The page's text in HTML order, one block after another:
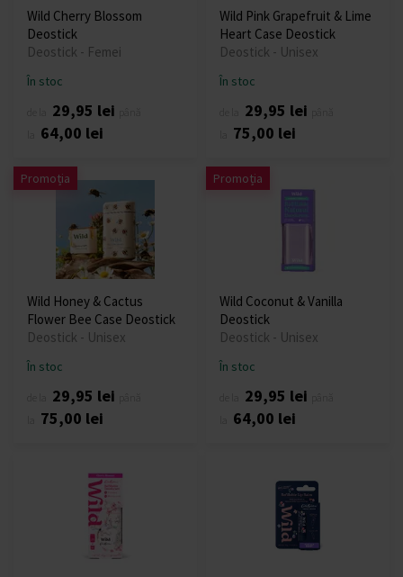
Wild Cherry Blossom
Deostick
Deostick - Femei
În stoc
29,95 lei
64,00 lei
Wild Pink Grapefruit & Lime
Heart Case Deostick
Deostick - Unisex
În stoc
29,95 lei
75,00 lei
Promoția
Wild Honey & Cactus
Flower Bee Case Deostick
Deostick - Unisex
În stoc
29,95 lei
75,00 lei
Promoția
Wild Coconut & Vanilla
Deostick
Deostick - Unisex
În stoc
29,95 lei
64,00 lei